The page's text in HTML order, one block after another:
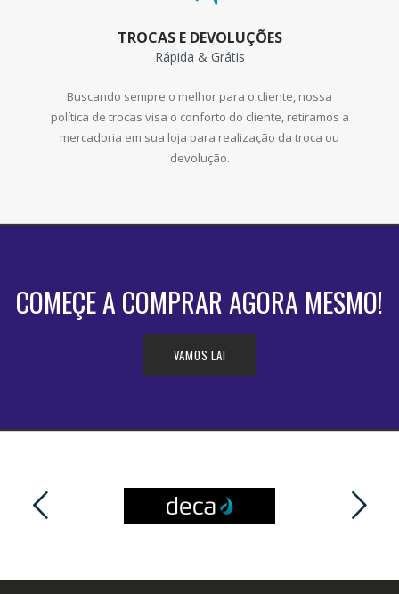
TROCAS E DEVOLUÇÕES
Rápida & Grátis
Buscando sempre o melhor para o cliente, nossa
política de trocas visa o conforto do cliente, retiramos a
mercadoria em sua loja para realização da troca ou
devolução.
COMEÇE A COMPRAR AGORA MESMO!
VAMOS LA!